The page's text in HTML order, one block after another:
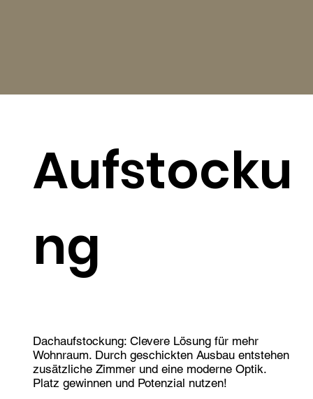
Aufstocku
ng
Dachaufstockung: Clevere Lösung für mehr
Wohnraum. Durch geschickten Ausbau entstehen
zusätzliche Zimmer und eine moderne Optik.
Platz gewinnen und Potenzial nutzen!